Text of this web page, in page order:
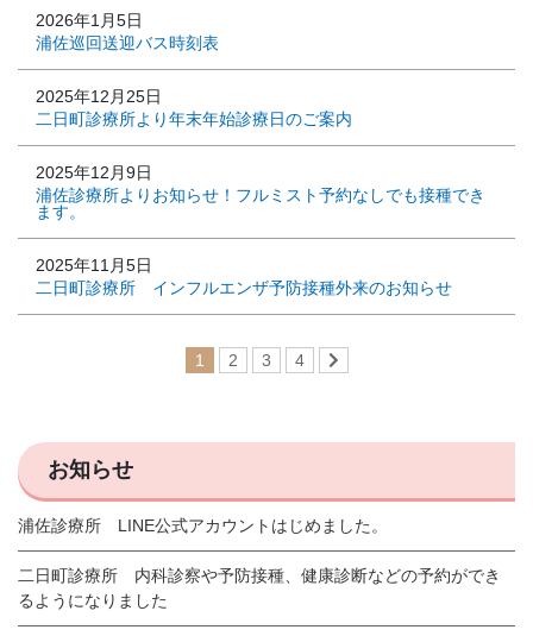
2026年1月5日
浦佐巡回送迎バス時刻表
2025年12月25日
二日町診療所より年末年始診療日のご案内
2025年12月9日
浦佐診療所よりお知らせ！フルミスト予約なしでも接種でき
ます。
2025年11月5日
二日町診療所 インフルエンザ予防接種外来のお知らせ
1 2 3 4
お知らせ
浦佐診療所 LINE公式アカウントはじめました。
二日町診療所 内科診察や予防接種、健康診断などの予約ができ
るようになりました